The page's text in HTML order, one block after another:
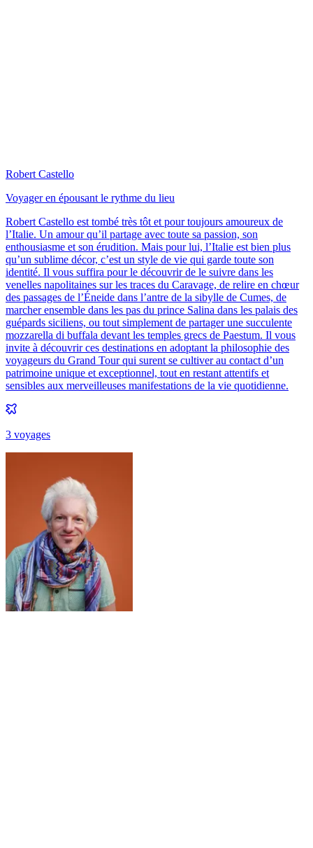
Robert Castello
Voyager en épousant le rythme du lieu
Robert Castello est tombé très tôt et pour toujours amoureux de
l’Italie. Un amour qu’il partage avec toute sa passion, son
enthousiasme et son érudition. Mais pour lui, l’Italie est bien plus
qu’un sublime décor, c’est un style de vie qui garde toute son
identité. Il vous suffira pour le découvrir de le suivre dans les
venelles napolitaines sur les traces du Caravage, de relire en chœur
des passages de l’Éneide dans l’antre de la sibylle de Cumes, de
marcher ensemble dans les pas du prince Salina dans les palais des
guépards siciliens, ou tout simplement de partager une succulente
mozzarella di buffala devant les temples grecs de Paestum. Il vous
invite à découvrir ces destinations en adoptant la philosophie des
voyageurs du Grand Tour qui surent se cultiver au contact d’un
patrimoine unique et exceptionnel, tout en restant attentifs et
sensibles aux merveilleuses manifestations de la vie quotidienne.
3 voyages